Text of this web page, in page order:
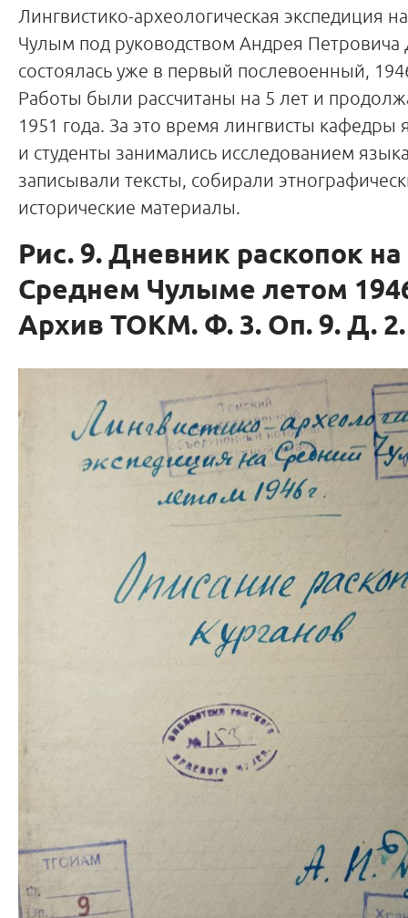
Лингвистико-археологическая экспедиция
Чулым под руководством Андрея Петровича
состоялась уже в первый послевоенный,
Работы были рассчитаны на 5 лет и
1951 года. За это время лингвисты кафедры
и студенты занимались исследованием
записывали тексты, собирали
исторические материалы.
Рис. 9. Дневник раскопок на
Среднем Чулыме летом
Архив ТОКМ. Ф. 3. Оп. 9. Д. 2.